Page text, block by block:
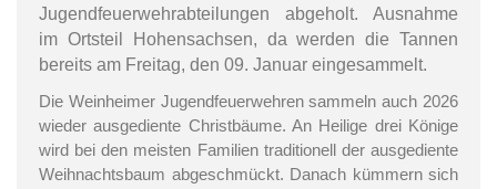
Jugendfeuerwehrabteilungen abgeholt. Ausnahme
im Ortsteil Hohensachsen, da werden die Tannen
bereits am Freitag, den 09. Januar eingesammelt.
Die Weinheimer Jugendfeuerwehren sammeln auch 2026
wieder ausgediente Christbäume. An Heilige drei Könige
wird bei den meisten Familien traditionell der ausgediente
Weihnachtsbaum abgeschmückt. Danach kümmern sich